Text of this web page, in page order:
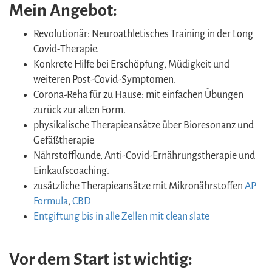
Mein Angebot:
Revolutionär: Neuroathletisches Training in der Long
Covid-Therapie.
Konkrete Hilfe bei Erschöpfung, Müdigkeit und
weiteren Post-Covid-Symptomen.
Corona-Reha für zu Hause: mit einfachen Übungen
zurück zur alten Form.
physikalische Therapieansätze über Bioresonanz und
Gefäßtherapie
Nährstoffkunde, Anti-Covid-Ernährungstherapie und
Einkaufscoaching.
zusätzliche Therapieansätze mit Mikronährstoffen AP
Formula, CBD
Entgiftung bis in alle Zellen mit clean slate
Vor dem Start ist wichtig: